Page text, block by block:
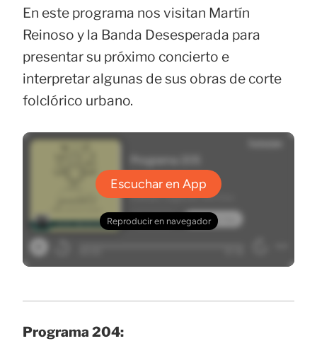
En este programa nos visitan Martín
Reinoso y la Banda Desesperada para
presentar su próximo concierto e
interpretar algunas de sus obras de corte
folclórico urbano.
Programa 204: